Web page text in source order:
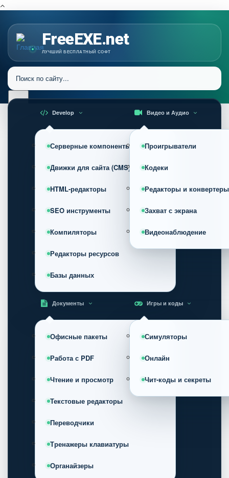
FreeEXE.net
ЛУЧШИЙ БЕСПЛАТНЫЙ СОФТ
Develop
Серверные компоненты
Движки для сайта (CMS)
HTML-редакторы
SEO инструменты
Компиляторы
Редакторы ресурсов
Базы данных
Видео и Аудио
Проигрыватели
Кодеки
Редакторы и конвертеры
Захват с экрана
Видеонаблюдение
Документы
Офисные пакеты
Работа с PDF
Чтение и просмотр
Текстовые редакторы
Переводчики
Тренажеры клавиатуры
Органайзеры
Игры и коды
Симуляторы
Онлайн
Чит-коды и секреты